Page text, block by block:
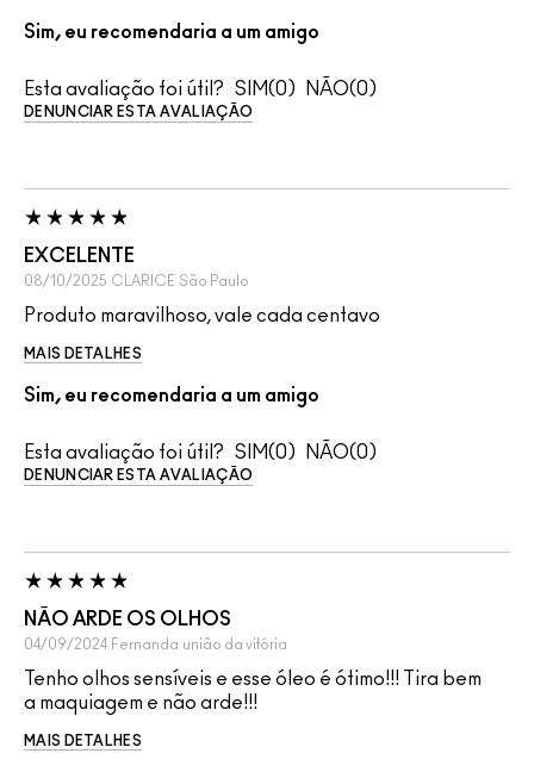
Sim, eu recomendaria a um amigo
Esta avaliação foi útil? 0 0
DENUNCIAR ESTA AVALIAÇÃO
EXCELENTE
08/10/2025 CLARICE São Paulo
Produto maravilhoso, vale cada centavo
MAIS DETALHES
Sim, eu recomendaria a um amigo
Esta avaliação foi útil? 0 0
DENUNCIAR ESTA AVALIAÇÃO
NÃO ARDE OS OLHOS
04/09/2024 Fernanda união da vitória
Tenho olhos sensíveis e esse óleo é ótimo!!! Tira bem
a maquiagem e não arde!!!
MAIS DETALHES